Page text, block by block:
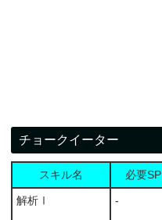
チョークイーター
スキル名 必要SP
解析Ⅰ -